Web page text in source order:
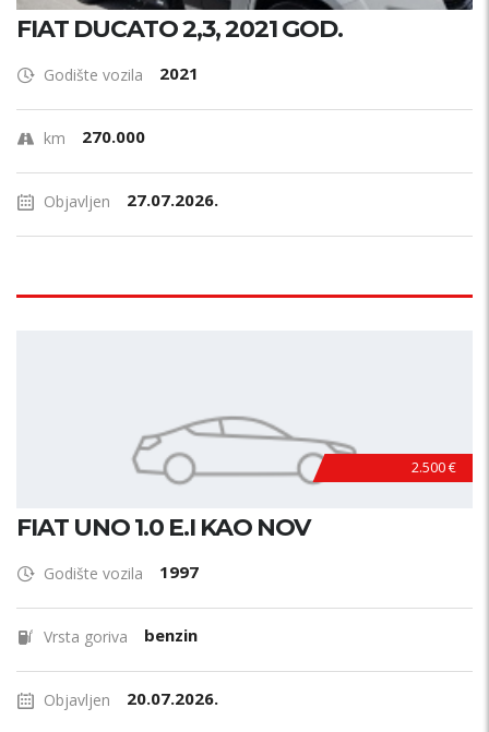
FIAT DUCATO 2,3, 2021 GOD.
Godište vozila 2021
km 270.000
Objavljen 27.07.2026.
2.500 €
FIAT UNO 1.0 E.I KAO NOV
Godište vozila 1997
Vrsta goriva benzin
Objavljen 20.07.2026.